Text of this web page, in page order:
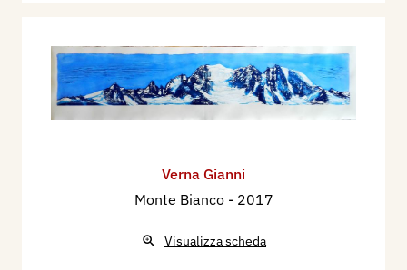
Verna Gianni
Monte Bianco - 2017
Visualizza scheda